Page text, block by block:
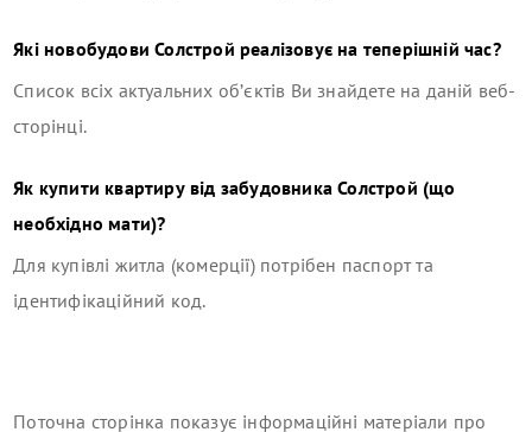
Які новобудовиСолстрой реалізовує на теперішній час?
Список всіх актуальних об’єктів Ви знайдете на даній веб-
сторінці.
Як купити квартиру від забудовникаСолстрой (що
необхідно мати)?
Для купівлі житла (комерції) потрібен паспорт та
ідентифікаційний код.
Поточна сторінка показує інформаційні матеріали про